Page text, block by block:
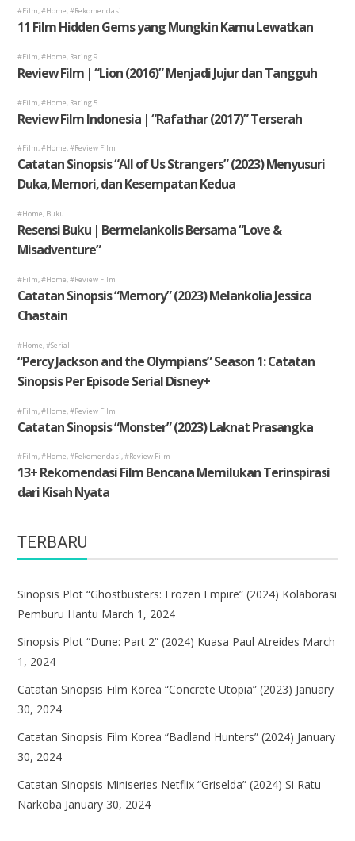
TERBARU
Sinopsis Plot “Ghostbusters: Frozen Empire” (2024) Kolaborasi
Pemburu Hantu March 1, 2024
Sinopsis Plot “Dune: Part 2” (2024) Kuasa Paul Atreides March
1, 2024
Catatan Sinopsis Film Korea “Concrete Utopia” (2023) January
30, 2024
Catatan Sinopsis Film Korea “Badland Hunters” (2024) January
30, 2024
Catatan Sinopsis Miniseries Netflix “Griselda” (2024) Si Ratu
Narkoba January 30, 2024